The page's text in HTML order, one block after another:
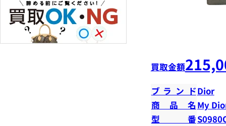
買取金額
ブランドDior
商品名 My
型番